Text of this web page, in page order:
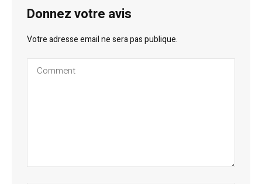
Donnez votre avis
Votre adresse email ne sera pas publique.